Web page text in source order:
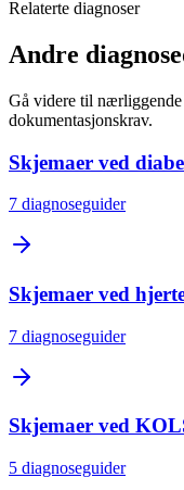
Relaterte diagnoser
Andre
Gå videre til
dokumentasjonskrav.
Skjemaer ved
7 diagnoseguider
Skjemaer ved
7 diagnoseguider
Skjemaer ved
5 diagnoseguider